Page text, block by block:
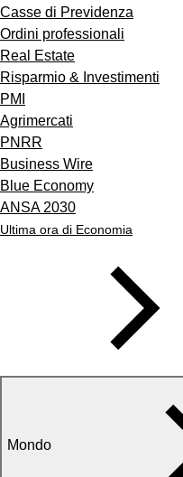
Casse di Previdenza
Ordini professionali
Real Estate
Risparmio & Investimenti
PMI
Agrimercati
PNRR
Business Wire
Blue Economy
ANSA 2030
Ultima ora di Economia
Mondo